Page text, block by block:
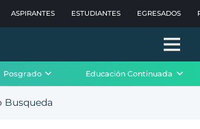
ASPIRANTES ESTUDIANTES EGRESADOS
Posgrado Educación Continuada
Busqueda